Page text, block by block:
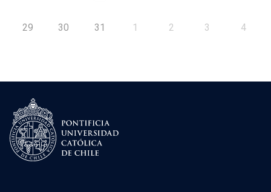
29 30 31 1 2 3 4